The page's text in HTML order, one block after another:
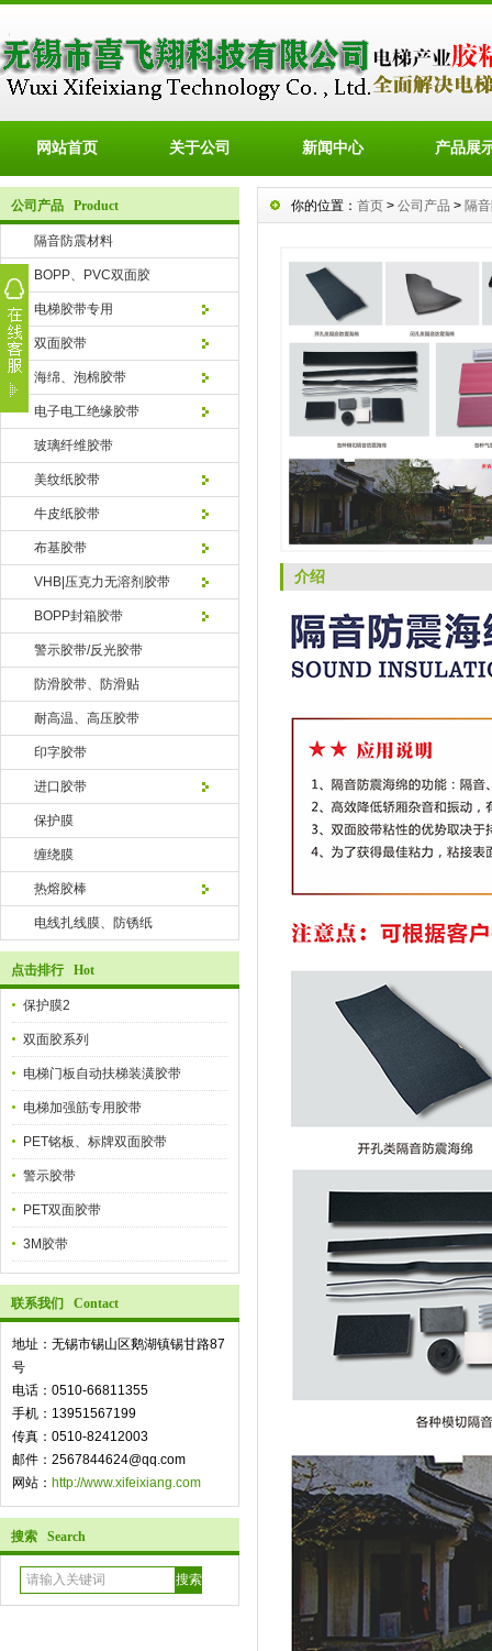
网站首页 关于公司 新闻中心 产品展
公司产品 Product
隔音防震材料
BOPP、PVC双面胶
电梯胶带专用
双面胶带
海绵、泡棉胶带
电子电工绝缘胶带
玻璃纤维胶带
美纹纸胶带
牛皮纸胶带
布基胶带
VHB|压克力无溶剂胶带
BOPP封箱胶带
警示胶带/反光胶带
防滑胶带、防滑贴
耐高温、高压胶带
印字胶带
进口胶带
保护膜
缠绕膜
热熔胶棒
电线扎线膜、防锈纸
点击排行 Hot
保护膜2
双面胶系列
电梯门板自动扶梯装潢胶带
电梯加强筋专用胶带
PET铭板、标牌双面胶带
警示胶带
PET双面胶带
3M胶带
联系我们 Contact
地址：无锡市锡山区鹅湖镇锡甘路87
号
电话：0510-66811355
手机：13951567199
传真：0510-82412003
邮件：2567844624@qq.com
网站： http://www.xifeixiang.com
搜索 Search
你的位置： 首页 > 公司产品 > 隔
介绍